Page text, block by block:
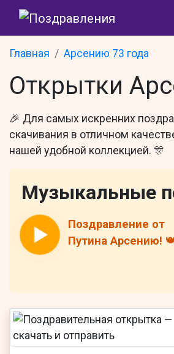
Главная Арсению 73 года
Открытки
🎉 Для самых искренних
скачивания в отличном
нашей удобной коллекцией. 🎊
Музыкальные
Поздравление от
Путина Арсению!